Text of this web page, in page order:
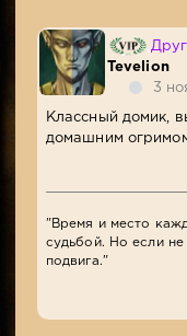
Tevelion
3
Классный домик,
домашним
"Время и место
судьбой. Но если
подвига."